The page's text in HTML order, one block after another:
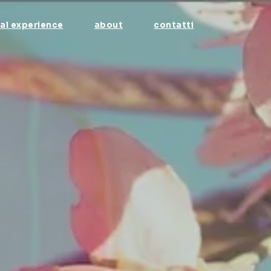
experience about contatti